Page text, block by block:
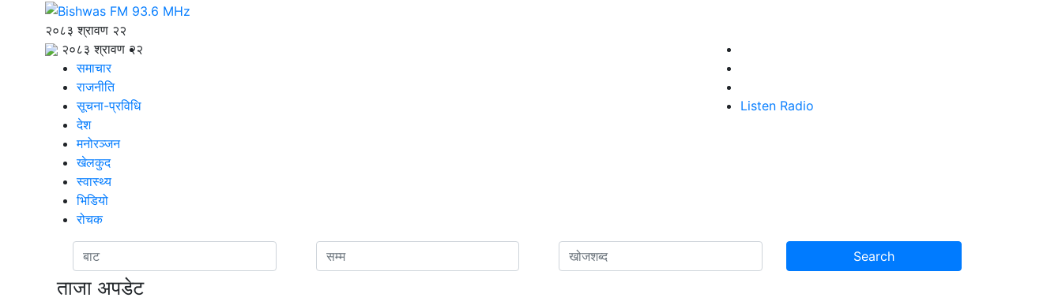
२०८३ श्रावण २२
२०८३ श्रावण २२
समाचार
राजनीति
सूचना-प्रविधि
देश
मनोरञ्जन
खेलकुद
स्वास्थ्य
भिडियो
रोचक
Listen Radio
ताजा अपडेट